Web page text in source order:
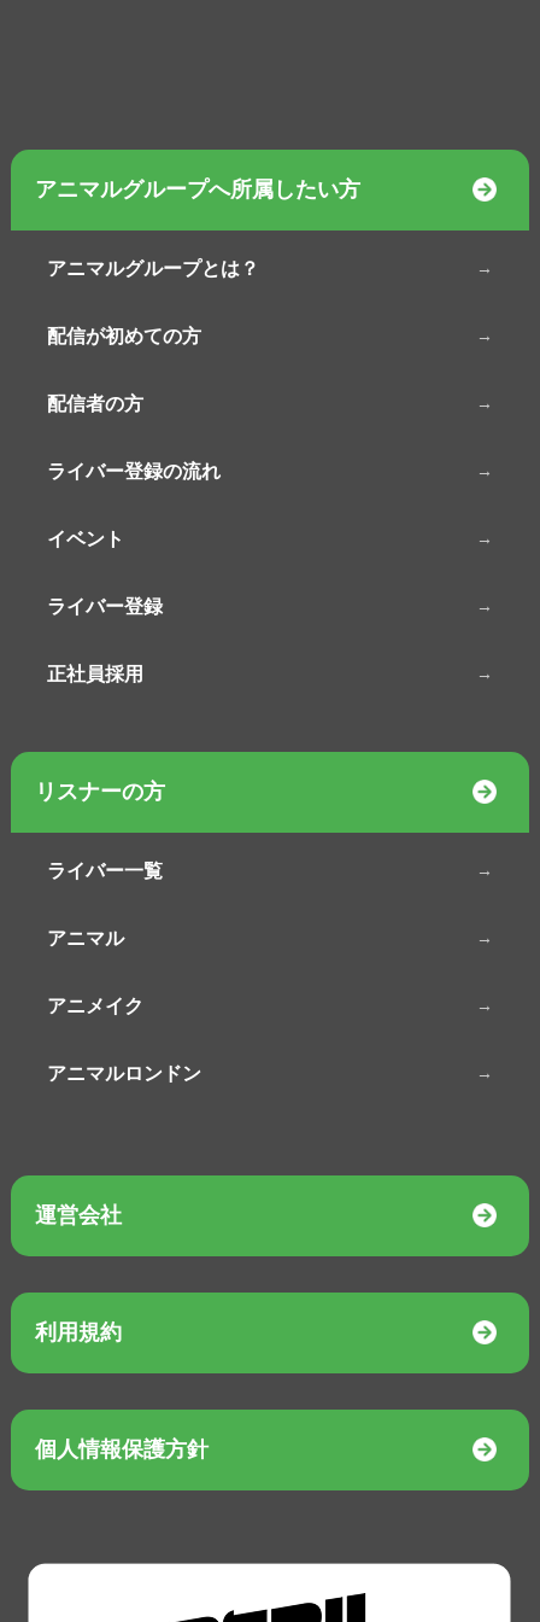
アニマルグループへ所属したい方
アニマルグループとは？
配信が初めての方
配信者の方
ライバー登録の流れ
イベント
ライバー登録
正社員採用
リスナーの方
ライバー一覧
アニマル
アニメイク
アニマルロンドン
運営会社
利用規約
個人情報保護方針